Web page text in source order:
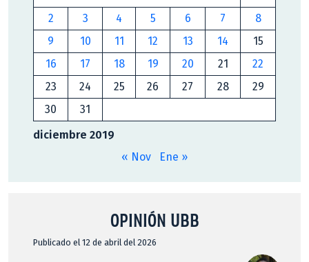
diciembre 2019
2
3 4 5 6 7
8
9
10 11 12 13 14
15
16
17 18 19 20 21
22
23
24 25 26 27 28
29
30
31
« Nov Ene »
OPINIÓN UBB
Publicado el 12 de abril del 2026